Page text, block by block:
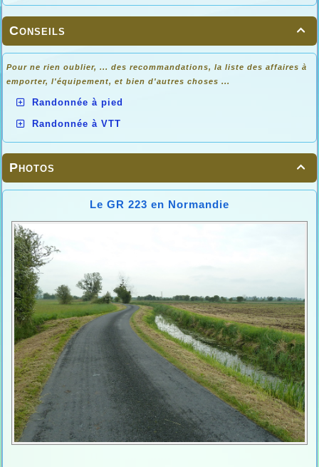

Conseils
Pour ne rien oublier, ... des recommandations, la liste des affaires à
emporter, l'équipement, et bien d'autres choses ...
Randonnée à pied
Randonnée à VTT

Photos
Le GR 223 en Normandie